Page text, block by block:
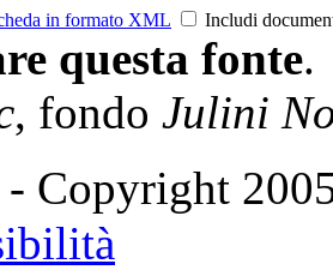
in formato XML Includi
questa fonte.
, fondo Julini
- Copyright